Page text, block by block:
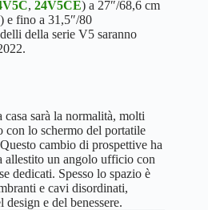
, 24V5CE) a 27″/68,6 cm
) e fino a 31,5″/80
della serie V5 saranno
sarà la normalità, molti
con lo schermo del portatile
cambio di prospettive ha
allestito un angolo ufficio con
dedicati. Spesso lo spazio è
e cavi disordinati,
e del benessere.